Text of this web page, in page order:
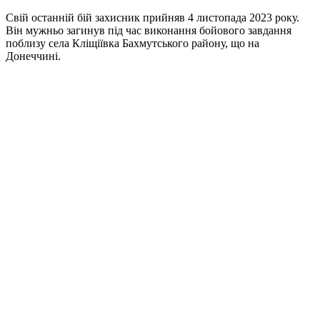
Свій останній бій захисник прийняв 4 листопада 2023 року.
Він мужньо загинув під час виконання бойового завдання
поблизу села Кліщіївка Бахмутського району, що на
Донеччині.